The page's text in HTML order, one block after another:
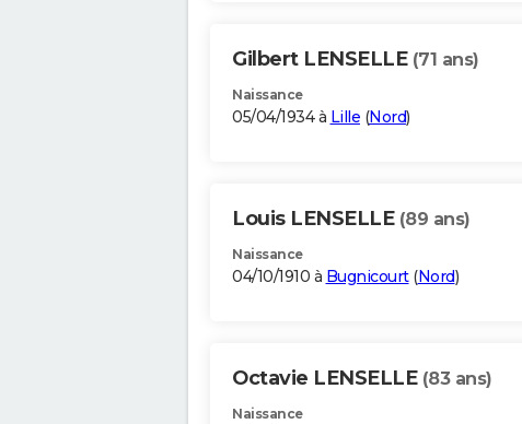
Gilbert LENSELLE (71 ans)
Naissance
05/04/1934 à Lille (Nord)
Louis LENSELLE (89 ans)
Naissance
04/10/1910 à Bugnicourt(Nord)
Octavie LENSELLE (83 ans)
Naissance